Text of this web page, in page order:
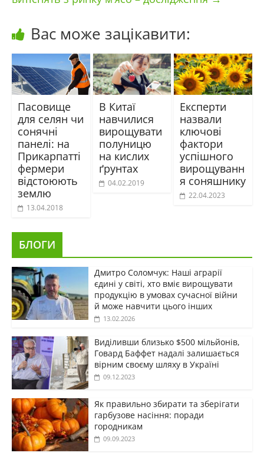
Вас може зацікавити:
Пасовище
для селян чи
сонячні
панелі: на
Прикарпатті
фермери
відстоюють
землю
13.04.2018
В Китаї
навчилися
вирощувати
полуницю
на кислих
ґрунтах
04.02.2019
Експерти
назвали
ключові
фактори
успішного
вирощуванн
я соняшнику
22.04.2023
БЛОГИ
Дмитро Соломчук: Наші аграрії
єдині у світі, хто вміє вирощувати
продукцію в умовах сучасної війни
й може навчити цього інших
13.02.2026
Виділивши близько $500 мільйонів,
Говард Баффет надалі залишається
вірним своєму шляху в Україні
09.12.2023
Як правильно збирати та зберігати
гарбузове насіння: поради
городникам
09.09.2023